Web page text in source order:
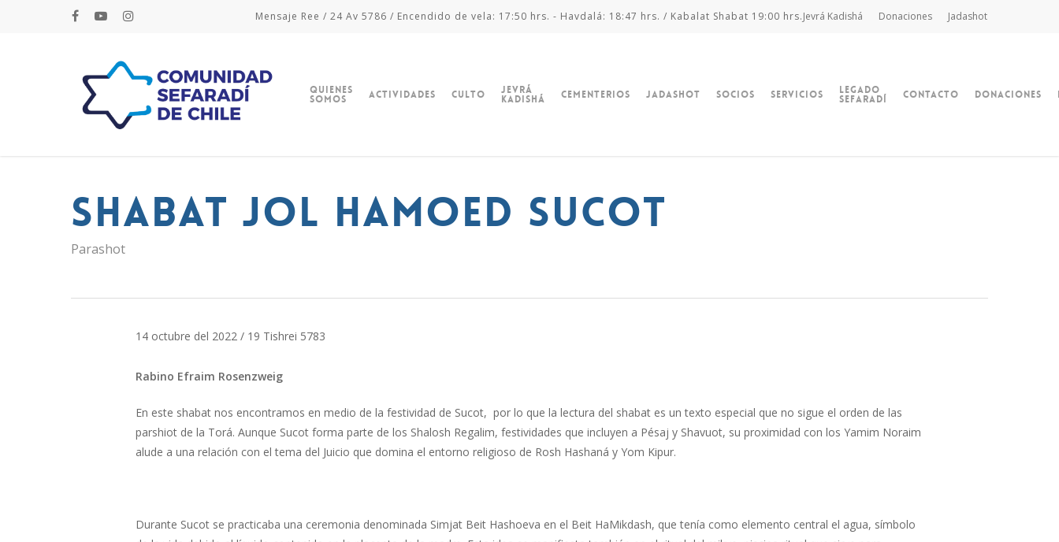
Mensaje Ree / 24 Av 5786 / Encendido de vela: 17:50 hrs. - Havdalá: 18:47 hrs. / Kabalat Shabat 19:00 hrs.Jevrá Kadishá Donaciones Jadashot
Hit enter to search or ESC to close
Quienes
Somos Actividades Culto Jevrá
Kadishá Cementerios Jadashot Socios Servicios Legado
Sefaradí Contacto Donaciones
Shabat Jol Hamoed Sucot
Parashot
14 octubre del 2022 / 19 Tishrei 5783
Rabino Efraim Rosenzweig
En este shabat nos encontramos en medio de la festividad de Sucot, por lo que la lectura del shabat es un texto especial que no sigue el orden de las
parshiot de la Torá. Aunque Sucot forma parte de los Shalosh Regalim, festividades que incluyen a Pésaj y Shavuot, su proximidad con los Yamim Noraim
alude a una relación con el tema del Juicio que domina el entorno religioso de Rosh Hashaná y Yom Kipur.
Durante Sucot se practicaba una ceremonia denominada Simjat Beit Hashoeva en el Beit HaMikdash, que tenía como elemento central el agua, símbolo